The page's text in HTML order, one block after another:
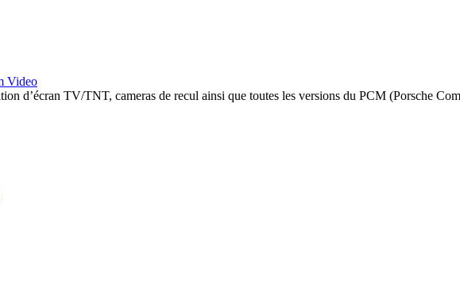
Video
d’écran TV/TNT, cameras de recul ainsi que toutes les versions du PCM (Porsche